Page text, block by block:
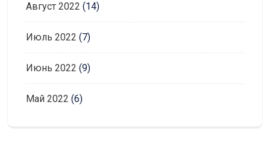
Август 2022 (14)
Июль 2022 (7)
Июнь 2022 (9)
Май 2022 (6)